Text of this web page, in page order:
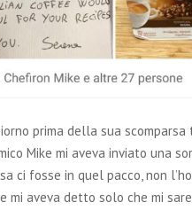
prima della sua
Mike mi aveva inviato una
ci fosse in quel pacco, non
mi aveva detto solo che mi